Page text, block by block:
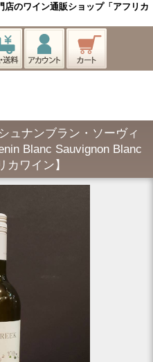
のワイン通販ショップ「アフリカ
ュナンブラン・ソーヴィ
Blanc Sauvignon Blanc
ワイン】